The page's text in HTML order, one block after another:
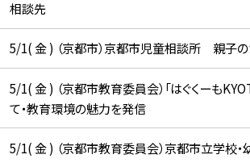
相談先
5/1( 金 ) （京都市）京都市児童相談所 親子
5/1( 金 ) （京都市教育委員会）「はぐくーも
て・教育環境の魅力を発信
5/1( 金 ) （京都市教育委員会）京都市立学校